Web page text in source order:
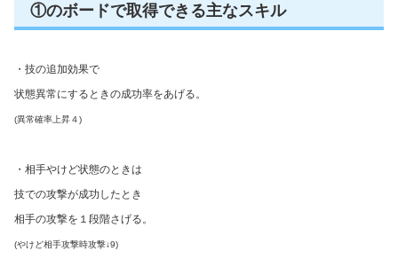
①のボードで取得できる主なスキル
・技の追加効果で
状態異常にするときの成功率をあげる。
(異常確率上昇４)
・相手やけど状態のときは
技での攻撃が成功したとき
相手の攻撃を１段階さげる。
(やけど相手攻撃時攻撃↓9)